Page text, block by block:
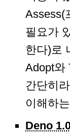
Assess(
필요가
한다)로
Adopt와
간단히
이해하
Deno